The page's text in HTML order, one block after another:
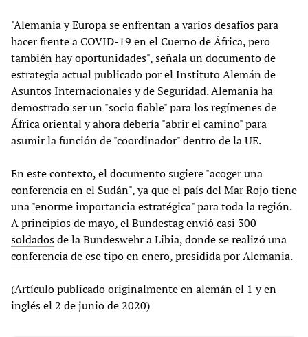
"Alemania y Europa se enfrentan a varios desafíos para
hacer frente a COVID-19 en el Cuerno de África, pero
también hay oportunidades", señala un documento de
estrategia actual publicado por el Instituto Alemán de
Asuntos Internacionales y de Seguridad. Alemania ha
demostrado ser un "socio fiable" para los regímenes de
África oriental y ahora debería "abrir el camino" para
asumir la función de "coordinador" dentro de la UE.
En este contexto, el documento sugiere "acoger una
conferencia en el Sudán", ya que el país del Mar Rojo tiene
una "enorme importancia estratégica" para toda la región.
A principios de mayo, el Bundestag envió casi 300
soldadosde la Bundeswehr a Libia, donde se realizó una
conferenciade ese tipo en enero, presidida por Alemania.
(Artículo publicado originalmente en alemán el 1 y en
inglés el 2 de junio de 2020)